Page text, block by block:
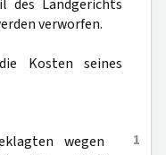
des Landgerichts
verworfen.
Kosten seines
1
wegen